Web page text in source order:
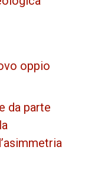
oppio
da parte